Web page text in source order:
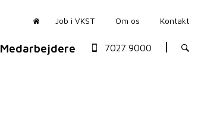
Job i VKST Om os Kontakt
Medarbejdere 7027 9000